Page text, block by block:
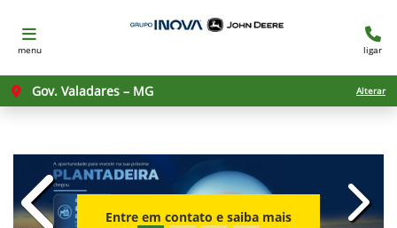
menu ligar
Gov. Valadares – MG Alterar
Entre em contato e saiba mais
templates.template-